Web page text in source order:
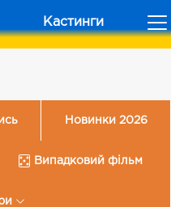
Кастинги
Новинки 2026
Випадковий фільм